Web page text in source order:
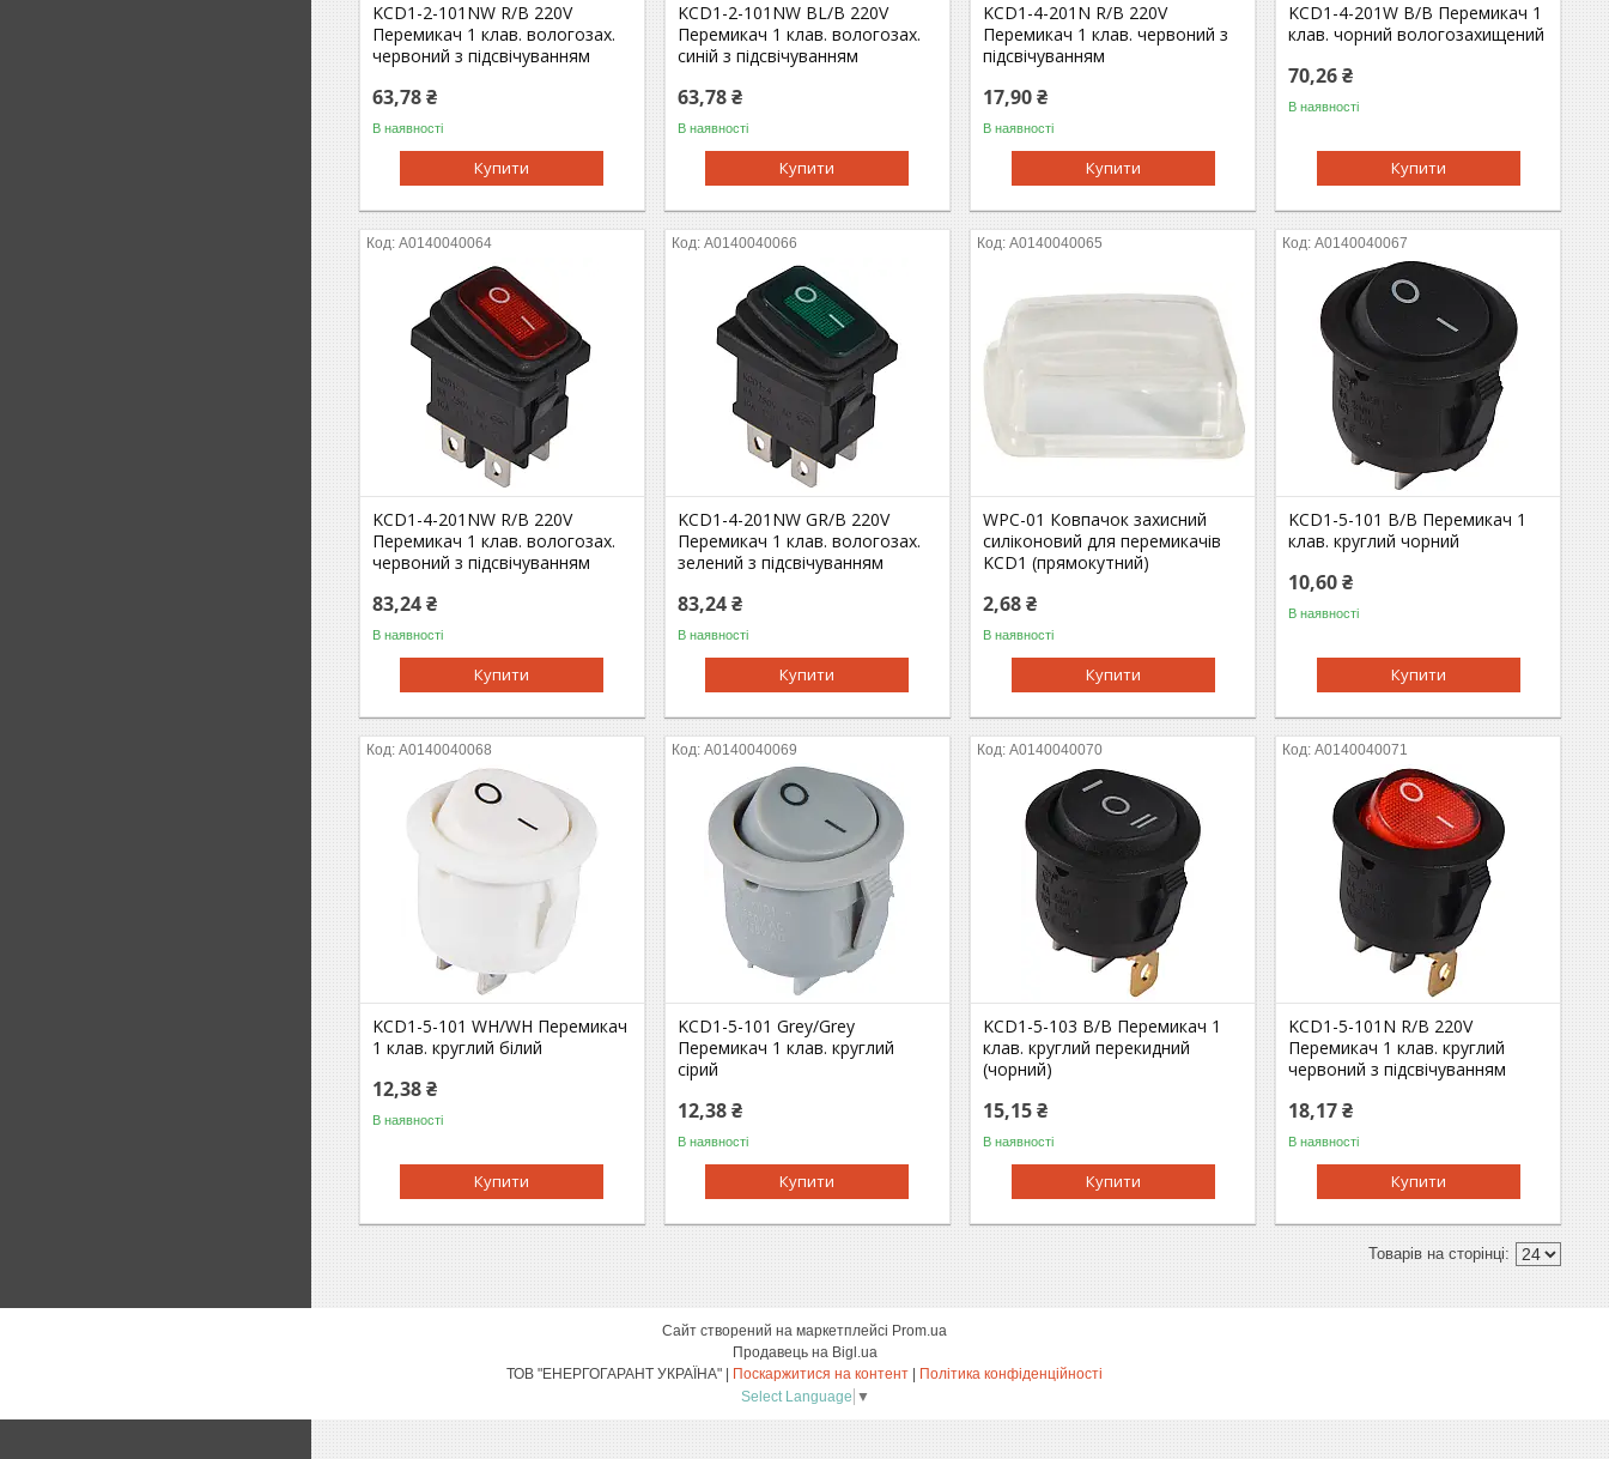
KCD1-2-101NW R/B 220V
Перемикач 1 клав. вологозах.
червоний з підсвічуванням
63,78 ₴
В наявності
Купити
KCD1-2-101NW BL/B 220V
Перемикач 1 клав. вологозах.
синій з підсвічуванням
63,78 ₴
В наявності
Купити
KCD1-4-201N R/B 220V
Перемикач 1 клав. червоний з
підсвічуванням
17,90 ₴
В наявності
Купити
KCD1-4-201W B/B Перемикач 1
клав. чорний вологозахищений
70,26 ₴
В наявності
Купити
A0140040064
KCD1-4-201NW R/B 220V
Перемикач 1 клав. вологозах.
червоний з підсвічуванням
83,24 ₴
В наявності
Купити
A0140040066
KCD1-4-201NW GR/B 220V
Перемикач 1 клав. вологозах.
зелений з підсвічуванням
83,24 ₴
В наявності
Купити
A0140040065
WPC-01 Ковпачок захисний
силіконовий для перемикачів
KCD1 (прямокутний)
2,68 ₴
В наявності
Купити
A0140040067
KCD1-5-101 B/B Перемикач 1
клав. круглий чорний
10,60 ₴
В наявності
Купити
A0140040068
KCD1-5-101 WH/WH Перемикач
1 клав. круглий білий
12,38 ₴
В наявності
Купити
A0140040069
KCD1-5-101 Grey/Grey
Перемикач 1 клав. круглий
сірий
12,38 ₴
В наявності
Купити
A0140040070
KCD1-5-103 B/B Перемикач 1
клав. круглий перекидний
(чорний)
15,15 ₴
В наявності
Купити
A0140040071
KCD1-5-101N R/B 220V
Перемикач 1 клав. круглий
червоний з підсвічуванням
18,17 ₴
В наявності
Купити
Сайт створений на маркетплейсі Prom.ua
Продавець на Bigl.ua
Поскаржитися на контент
Політика конфіденційності
Select Language ▼